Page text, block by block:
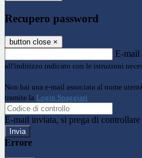
Recupero password
button close ×
E-mail
all'indirizzo indicato con le istruzioni
Non hai una e-mail associata al nome
tramite la Login Spaggiari
E-mail inviata, si prega di
Errore